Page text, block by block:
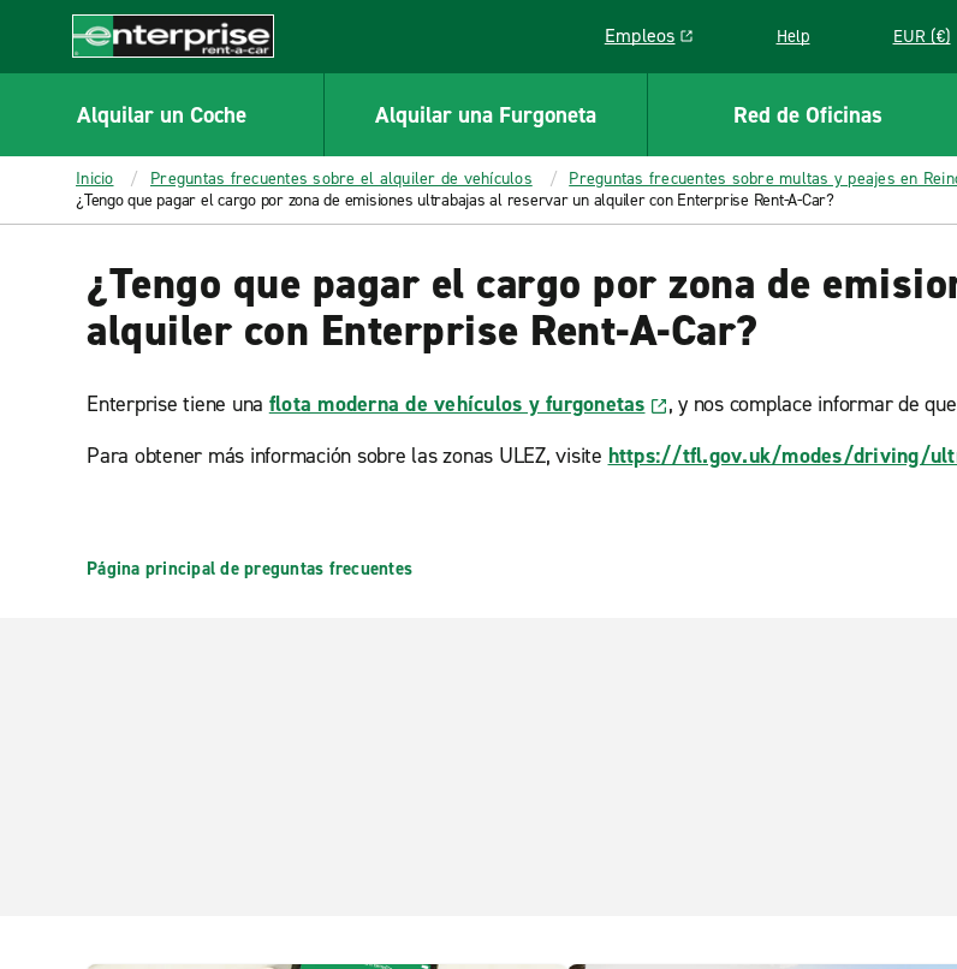
CONTENT
Enterprise
Empleos
Link opens in a new window
Help EUR (€)
Alquilar un Coche Alquilar una Furgoneta Red de Oficinas
Inicio Preguntas frecuentes sobre el alquiler de vehículos
Preguntas frecuentes sobre multas y peajes en
¿Tengo que pagar el cargo por zona de emisiones ultrabajas al reservar un alquiler con Enterprise Rent-A-Car?
¿Tengo que pagar el cargo por zona de
alquiler con Enterprise Rent-A-Car?
Enterprise tiene una flota moderna de vehículos y furgonetas
, y nos complace informar de
Para obtener más información sobre las zonas ULEZ, visite https://tfl.gov.uk/modes/driving/
Página principal de preguntas frecuentes